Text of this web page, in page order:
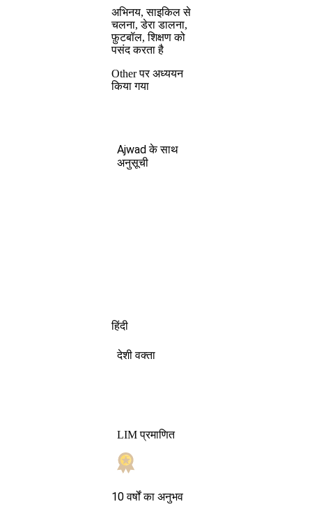
अभिनय, साइकिल से
चलना, डेरा डालना,
फ़ुटबॉल, शिक्षण को
पसंद करता है
Other पर अध्ययन
किया गया
Ajwad के साथ
अनुसूची
हिंदी
देशी वक्ता
LIM प्रमाणित
10 वर्षों का अनुभव